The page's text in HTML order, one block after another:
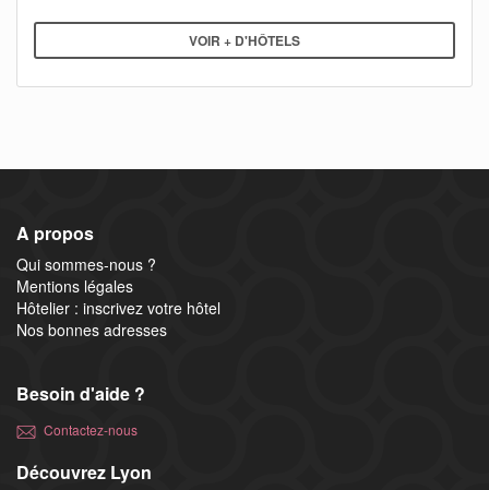
VOIR + D'HÔTELS
A propos
Qui sommes-nous ?
Mentions légales
Hôtelier : inscrivez votre hôtel
Nos bonnes adresses
Besoin d'aide ?
Contactez-nous
Découvrez Lyon